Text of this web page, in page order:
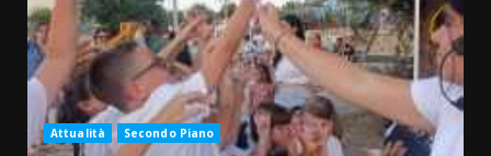
Attualità Secondo Piano